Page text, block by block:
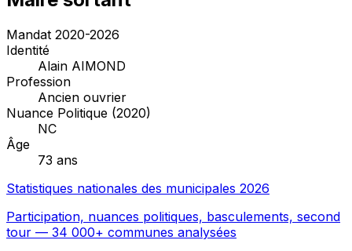
Mandat 2020-2026
Identité
Alain AIMOND
Profession
Ancien ouvrier
Nuance Politique (2020)
NC
Âge
73 ans
Statistiques nationales des municipales 2026
Participation, nuances politiques, basculements, second
tour — 34 000+ communes analysées